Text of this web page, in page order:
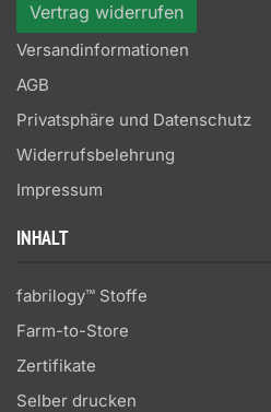
Vertrag widerrufen
Versandinformationen
AGB
Privatsphäre und Datenschutz
Widerrufsbelehrung
Impressum
INHALT
fabrilogy™ Stoffe
Farm-to-Store
Zertifikate
Selber drucken